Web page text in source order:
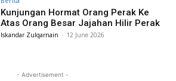
Kunjungan Hormat Orang Perak Ke
Atas Orang Besar Jajahan Hilir Perak
Iskandar Zulqarnain - 12 June 2026
- Advertisement -